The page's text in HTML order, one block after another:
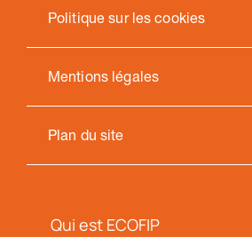
Politique sur les cookies
Mentions légales
Plan du site
Qui est ECOFIP